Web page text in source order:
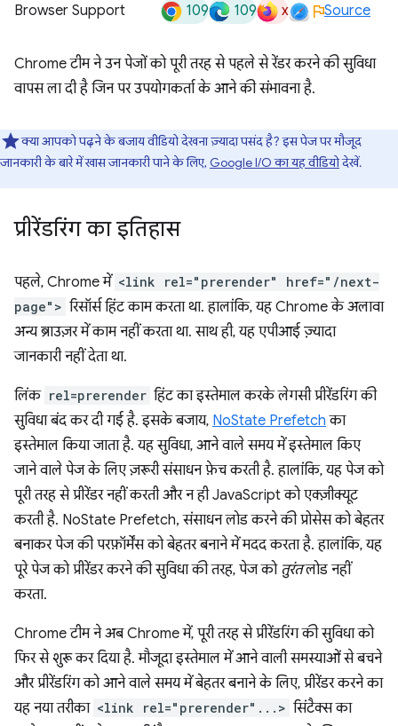
Browser Support 109 109 x Source
Chrome टीम ने उन पेजों को पूरी तरह से पहले से रेंडर करने की सुविधा
वापस ला दी है जिन पर उपयोगकर्ता के आने की संभावना है.
क्या आपको पढ़ने के बजाय वीडियो देखना ज़्यादा पसंद है? इस पेज पर मौजूद
जानकारी के बारे में खास जानकारी पाने के लिए, Google I/O का यह वीडियोदेखें.
प्रीरेंडरिंग का इतिहास
पहले, Chrome में <link rel="prerender" href="/next-
page"> रिसॉर्स हिंट काम करता था. हालांकि, यह Chrome के अलावा
अन्य ब्राउज़र में काम नहीं करता था. साथ ही, यह एपीआई ज़्यादा
जानकारी नहीं देता था.
लिंक rel=prerender हिंट का इस्तेमाल करके लेगसी प्रीरेंडरिंग की
सुविधा बंद कर दी गई है. इसके बजाय, NoState Prefetch का
इस्तेमाल किया जाता है. यह सुविधा, आने वाले समय में इस्तेमाल किए
जाने वाले पेज के लिए ज़रूरी संसाधन फ़ेच करती है. हालांकि, यह पेज को
पूरी तरह से प्रीरेंडर नहीं करती और न ही JavaScript को एक्ज़ीक्यूट
करती है. NoState Prefetch, संसाधन लोड करने की प्रोसेस को बेहतर
बनाकर पेज की परफ़ॉर्मेंस को बेहतर बनाने में मदद करता है. हालांकि, यह
पूरे पेज को प्रीरेंडर करने की सुविधा की तरह, पेज को तुरंतलोड नहीं
करता.
Chrome टीम ने अब Chrome में, पूरी तरह से प्रीरेंडरिंग की सुविधा को
फिर से शुरू कर दिया है. मौजूदा इस्तेमाल में आने वाली समस्याओं से बचने
और प्रीरेंडरिंग को आने वाले समय में बेहतर बनाने के लिए, प्रीरेंडर करने का
यह नया तरीका <link rel="prerender"...> सिंटैक्स का